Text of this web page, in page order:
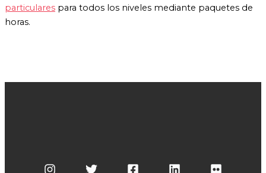
particulares para todos los niveles mediante paquetes de
horas.